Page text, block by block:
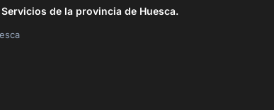
de la provincia de Huesca.